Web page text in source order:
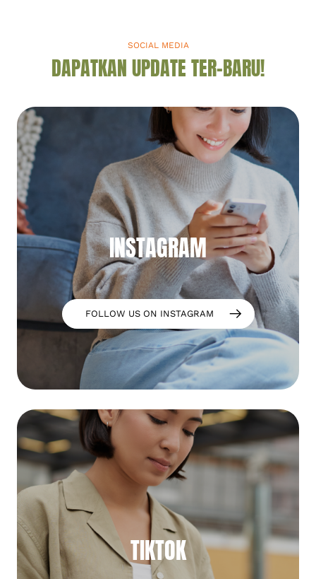
SOCIAL MEDIA
DAPATKAN UPDATE TER-BARU!
INSTAGRAM
FOLLOW US ON INSTAGRAM
TIKTOK